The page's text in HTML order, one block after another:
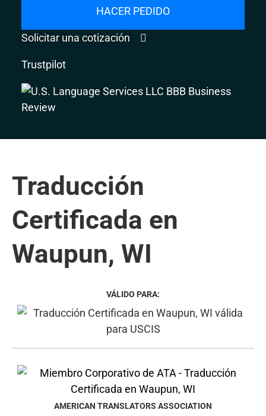
HACER PEDIDO
Solicitar una cotización
Trustpilot
Traducción
Certificada en
Waupun, WI
VÁLIDO PARA:
AMERICAN TRANSLATORS ASSOCIATION